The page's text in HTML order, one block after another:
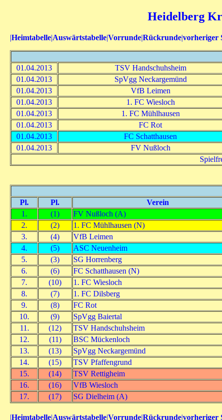
Heidelberg
|Heimtabelle|Auswärtstabelle|Vorrunde|Rückrunde|vorheriger
01.04.2013
TSV Handschuhsheim
01.04.2013
SpVgg Neckargemünd
01.04.2013
VfB Leimen
01.04.2013
1. FC Wiesloch
01.04.2013
1. FC Mühlhausen
01.04.2013
FC Rot
01.04.2013
FC Schatthausen
01.04.2013
FV Nußloch
Pl. Pl.
Verein
1.
(1)
FV Nußloch (A)
2.
(2)
1. FC Mühlhausen (N)
3.
(4)
VfB Leimen
4.
(5)
ASC Neuenheim
5.
(3)
SG Horrenberg
6.
(6)
FC Schatthausen (N)
7.
(10)
1. FC Wiesloch
8.
(7)
1. FC Dilsberg
9.
(8)
FC Rot
10.
(9)
SpVgg Baiertal
11.
(12)
TSV Handschuhsheim
12.
(11)
BSC Mückenloch
13.
(13)
SpVgg Neckargemünd
14.
(15)
TSV Pfaffengrund
15.
(14)
TSV Rettigheim
16.
(16)
VfB Wiesloch
17.
(17) SG Dielheim (A)
|Heimtabelle|Auswärtstabelle|Vorrunde|Rückrunde|vorheriger